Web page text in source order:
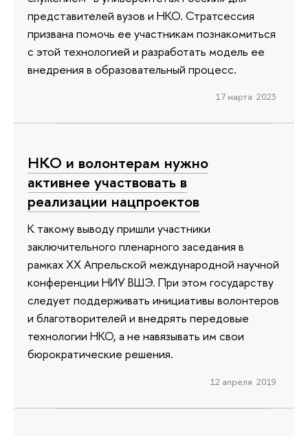
представителей вузов и НКО. Стратсессия
призвана помочь ее участникам познакомиться
с этой технологией и разработать модель ее
внедрения в образовательный процесс.
17 марта 2023
НКО и волонтерам нужно
активнее участвовать в
реализации нацпроектов
К такому выводу пришли участники
заключительного пленарного заседания в
рамках XX Апрельской международной научной
конференции НИУ ВШЭ. При этом государству
следует поддерживать инициативы волонтеров
и благотворителей и внедрять передовые
технологии НКО, а не навязывать им свои
бюрократические решения.
12 апреля 2019